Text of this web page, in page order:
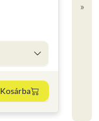
Kosárba
»